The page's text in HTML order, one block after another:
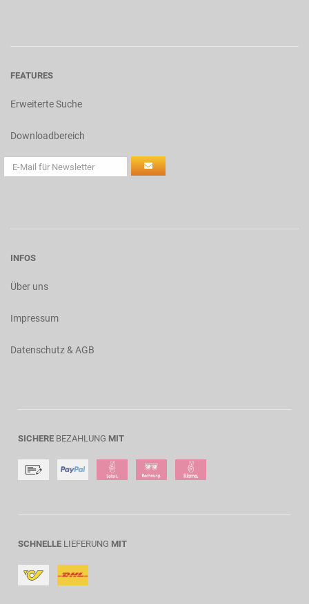
FEATURES
Erweiterte Suche
Downloadbereich
INFOS
Über uns
Impressum
Datenschutz & AGB
SICHERE BEZAHLUNG MIT
SCHNELLE LIEFERUNG MIT